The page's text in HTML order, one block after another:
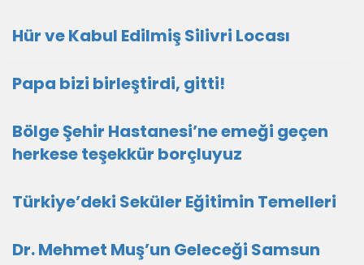
Hür ve Kabul Edilmiş Silivri Locası
Papa bizi birleştirdi, gitti!
Bölge Şehir Hastanesi’ne emeği geçen
herkese teşekkür borçluyuz
Türkiye’deki Seküler Eğitimin Temelleri
Dr. Mehmet Muş’un Geleceği Samsun